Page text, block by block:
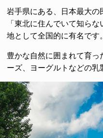
岩手県にある、日本最大の
「東北に住んでいて知ら
地として全国的に有名です。
豊かな自然に囲まれて育
ーズ、ヨーグルトなどの乳